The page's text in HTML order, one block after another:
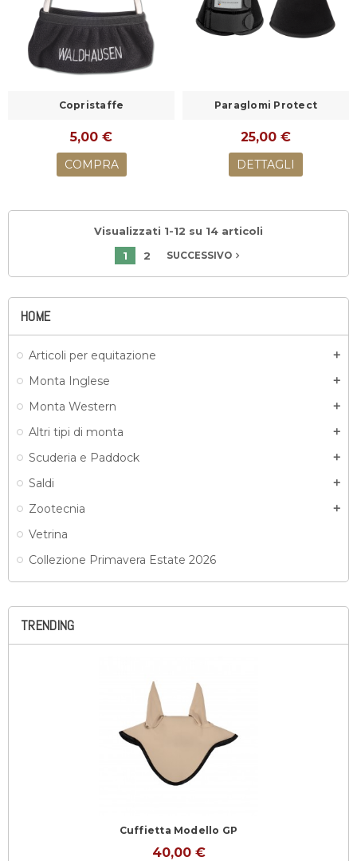
HOME
Articoli per equitazione add
Monta Inglese add
Monta Western add
Altri tipi di monta add
Scuderia e Paddock add
Saldi add
Zootecnia add
Vetrina
Collezione Primavera Estate 2026
TRENDING
Cuffietta Modello GP
40,00 €
Copristaffe
5,00 €
COMPRA
Paraglomi Protect
25,00 €
DETTAGLI
Visualizzati 1-12 su 14 articoli
1
2 SUCCESSIVOnavigate_next